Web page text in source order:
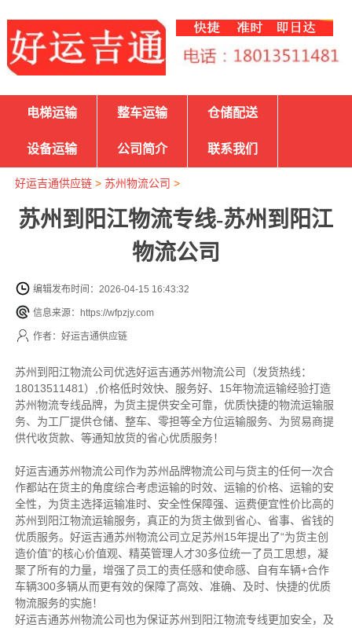
电梯运输 整车运输 仓储配送
设备运输 公司简介 联系我们
好运吉通供应链> 苏州物流公司 >
苏州到阳江物流专线-苏州到阳江
物流公司
编辑发布时间：2026-04-15 16:43:32
信息来源：https://wfpzjy.com
作者：好运吉通供应链
苏州到阳江物流公司优选好运吉通苏州物流公司（发货热线：
18013511481）,价格低时效快、服务好、15年物流运输经验打造
苏州物流专线品牌，为货主提供安全可靠，优质快捷的物流运输服
务、为工厂提供仓储、整车、零担等全方位运输服务、为贸易商提
供代收货款、等通知放货的省心优质服务！
好运吉通苏州物流公司作为苏州品牌物流公司与货主的任何一次合
作都站在货主的角度综合考虑运输的时效、运输的价格、运输的安
全性，为货主选择运输准时、安全性保障强、运费便宜性价比高的
苏州到阳江物流运输服务，真正的为货主做到省心、省事、省钱的
优质服务。好运吉通苏州物流公司立足苏州15年提出了“为货主创
造价值”的核心价值观、精英管理人才30多位统一了员工思想，凝
聚了所有的力量，增强了员工的责任感和使命感、自有车辆+合作
车辆300多辆从而更有效的保障了高效、准确、及时、快捷的优质
物流服务的实施！
好运吉通苏州物流公司也为保证苏州到阳江物流专线更加安全，及